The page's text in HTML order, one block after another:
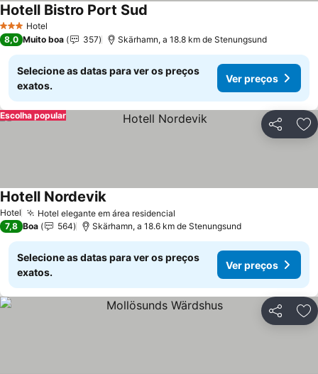
3 EstrelasHotel
Hotell Bistro Port Sud
8,0 Muito boa 357 Skärhamn, a 18.8 km de Stenungsund
Selecione as datas para ver os preços
exatos.
Ver preços
Partilhar
Escolha popular
Hotel Hotel elegante em área residencial
Hotell NordevikVer preços
7,8 Boa 564 Skärhamn, a 18.6 km de Stenungsund
Selecione as datas para ver os preços
exatos.
Ver preços
Partilhar